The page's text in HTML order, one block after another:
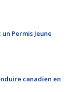
Permis Jeune
canadien en